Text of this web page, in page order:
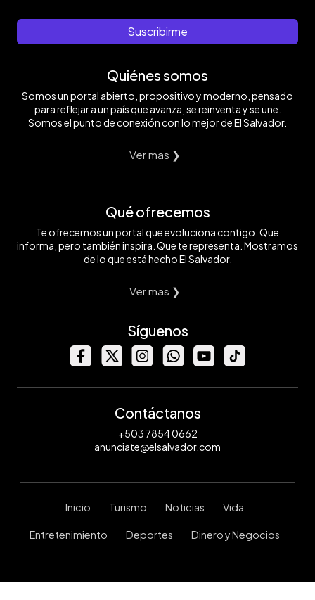
Suscribirme
Quiénes somos
Somos un portal abierto, propositivo y moderno, pensado
para reflejar a un país que avanza, se reinventa y se une.
Somos el punto de conexión con lo mejor de El Salvador.
Ver mas ❯
Qué ofrecemos
Te ofrecemos un portal que evoluciona contigo. Que
informa, pero también inspira. Que te representa. Mostramos
de lo que está hecho El Salvador.
Ver mas ❯
Síguenos
Contáctanos
+503 7854 0662
anunciate@elsalvador.com
Inicio Turismo Noticias Vida
Entretenimiento Deportes Dinero y Negocios